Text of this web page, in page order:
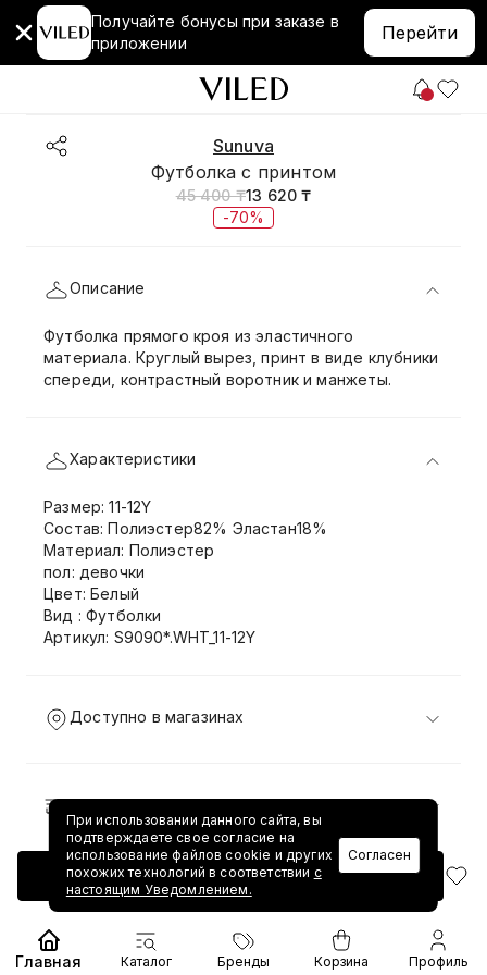
Получайте бонусы при заказе в
приложении
Перейти
Sunuva
Футболка с принтом
45 400 ₸13 620 ₸
-70%
Добавить в корзину
Описание
Футболка прямого кроя из эластичного
материала. Круглый вырез, принт в виде клубники
спереди, контрастный воротник и манжеты.
Характеристики
Размер: 11-12Y
Состав: Полиэстер82% Эластан18%
Материал: Полиэстер
пол: девочки
Цвет: Белый
Вид : Футболки
Артикул: S9090*.WHT_11-12Y
Доступно в магазинах
Доставка и возврат
При использовании данного сайта, вы
подтверждаете свое согласие на
использование файлов cookie и других
похожих технологий в соответствии с
настоящим Уведомлением.
Согласен
Главная Каталог Бренды Корзина Профиль